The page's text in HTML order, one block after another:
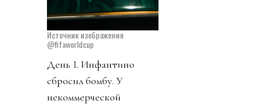
Источник изображения
@fifaworldcup
День 1. Инфантино
сбросил бомбу. У
некоммерческой